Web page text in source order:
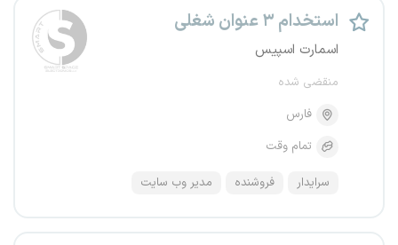
استخدام ۳ عنوان شغلی
اسمارت اسپیس
منقضی شده
فارس
تمام وقت
سرایدار فروشنده مدیر وب سایت